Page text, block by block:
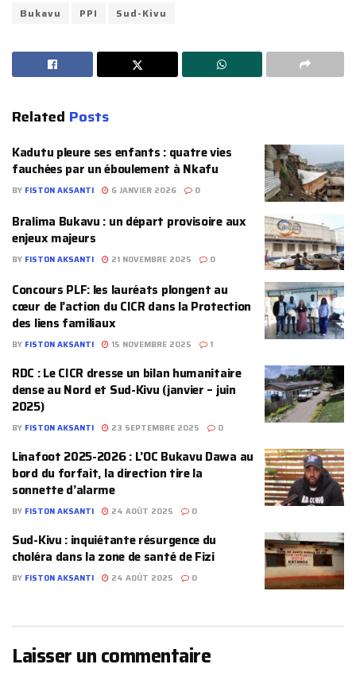
Bukavu PPI Sud-Kivu
Related Posts
Kadutu pleure ses enfants : quatre vies
fauchées par un éboulement à Nkafu
BY FISTON AKSANTI 6 JANVIER 2026 0
Bralima Bukavu : un départ provisoire aux
enjeux majeurs
BY FISTON AKSANTI 21 NOVEMBRE 2025 0
Concours PLF: les lauréats plongent au
cœur de l’action du CICR dans la Protection
des liens familiaux
BY FISTON AKSANTI 15 NOVEMBRE 2025 1
‎RDC : Le CICR dresse un bilan humanitaire
dense au Nord et Sud-Kivu (janvier – juin
2025)
BY FISTON AKSANTI 23 SEPTEMBRE 2025 0
Linafoot 2025-2026 : L’OC Bukavu Dawa au
bord du forfait, la direction tire la
sonnette d’alarme
BY FISTON AKSANTI 24 AOÛT 2025 0
Sud-Kivu : inquiétante résurgence du
choléra dans la zone de santé de Fizi
BY FISTON AKSANTI 24 AOÛT 2025 0
Laisser un commentaire